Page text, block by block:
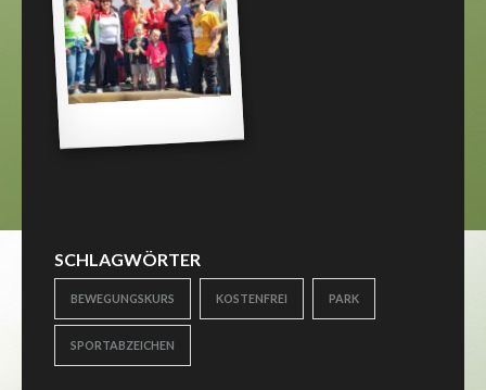
SCHLAGWÖRTER
BEWEGUNGSKURS KOSTENFREI PARK
SPORTABZEICHEN